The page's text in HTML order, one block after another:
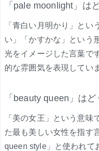
「pale moonlight」は
「青白い月明かり」とい
い」「かすかな」という
光をイメージした言葉で
的な雰囲気を表現してい
「beauty queen」は
「美の女王」という意
た最も美しい女性を指す
queen style」と使われて